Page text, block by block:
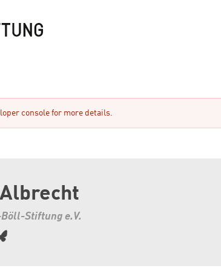
console for more details.
Stiftung e.V.